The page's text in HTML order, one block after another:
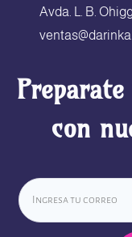
Avda. L. B.
Preparate
con